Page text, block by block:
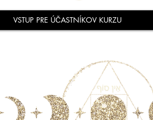
VSTUP PRE ÚČASTNÍKOV KURZU